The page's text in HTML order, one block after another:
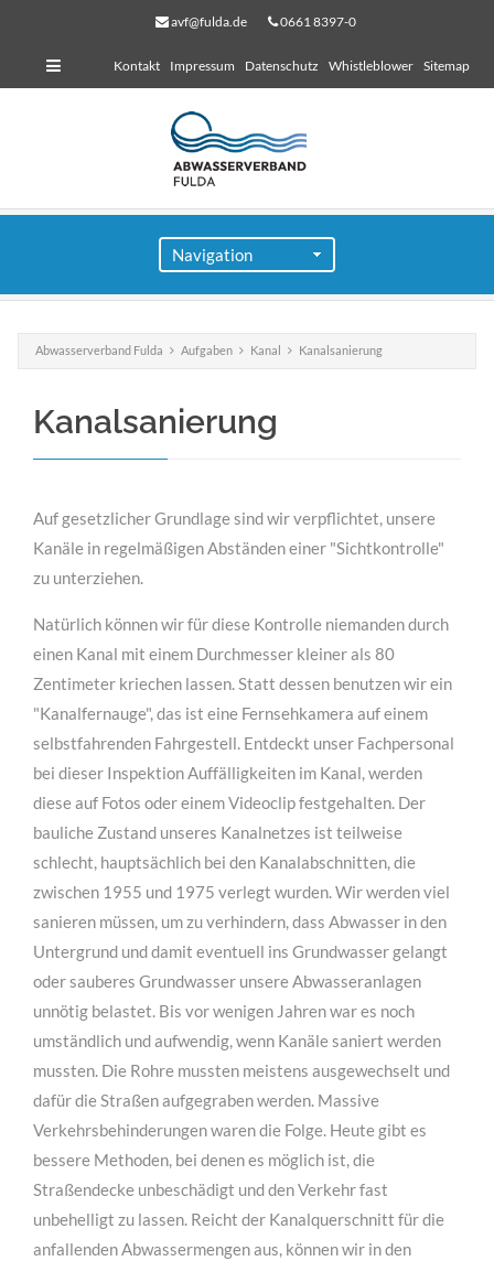
avf@fulda.de 0661 8397-0
Kontakt Impressum Datenschutz Whistleblower Sitemap
Abwasserverband Fulda Aufgaben Kanal Kanalsanierung
Kanalsanierung
Auf gesetzlicher Grundlage sind wir verpflichtet, unsere
Kanäle in regelmäßigen Abständen einer "Sichtkontrolle"
zu unterziehen.
Natürlich können wir für diese Kontrolle niemanden durch
einen Kanal mit einem Durchmesser kleiner als 80
Zentimeter kriechen lassen. Statt dessen benutzen wir ein
"Kanalfernauge", das ist eine Fernsehkamera auf einem
selbstfahrenden Fahrgestell. Entdeckt unser Fachpersonal
bei dieser Inspektion Auffälligkeiten im Kanal, werden
diese auf Fotos oder einem Videoclip festgehalten. Der
bauliche Zustand unseres Kanalnetzes ist teilweise
schlecht, hauptsächlich bei den Kanalabschnitten, die
zwischen 1955 und 1975 verlegt wurden. Wir werden viel
sanieren müssen, um zu verhindern, dass Abwasser in den
Untergrund und damit eventuell ins Grundwasser gelangt
oder sauberes Grundwasser unsere Abwasseranlagen
unnötig belastet. Bis vor wenigen Jahren war es noch
umständlich und aufwendig, wenn Kanäle saniert werden
mussten. Die Rohre mussten meistens ausgewechselt und
dafür die Straßen aufgegraben werden. Massive
Verkehrsbehinderungen waren die Folge. Heute gibt es
bessere Methoden, bei denen es möglich ist, die
Straßendecke unbeschädigt und den Verkehr fast
unbehelligt zu lassen. Reicht der Kanalquerschnitt für die
anfallenden Abwassermengen aus, können wir in den
für Bauherren
Lorem ipsum dolor sit amet, consectetuer adipiscing
MEHR INFOS
für Bauunternehmen
Lorem ipsum dolor sit amet, consectetuer adipiscing
elit. Aenean commodo ligula eget dolor.
MEHR INFOS